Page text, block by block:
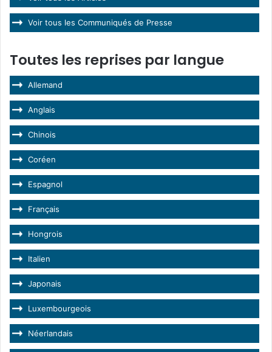
Voir tous les Communiqués de Presse
Toutes les reprises par langue
Allemand
Anglais
Chinois
Coréen
Espagnol
Français
Hongrois
Italien
Japonais
Luxembourgeois
Néerlandais